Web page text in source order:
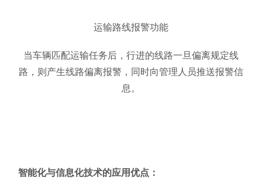
运输路线报警功能
当车辆匹配运输任务后，行进的线路一旦偏离规定线
路，则产生线路偏离报警，同时向管理人员推送报警信
息。
智能化与信息化技术的应用优点：